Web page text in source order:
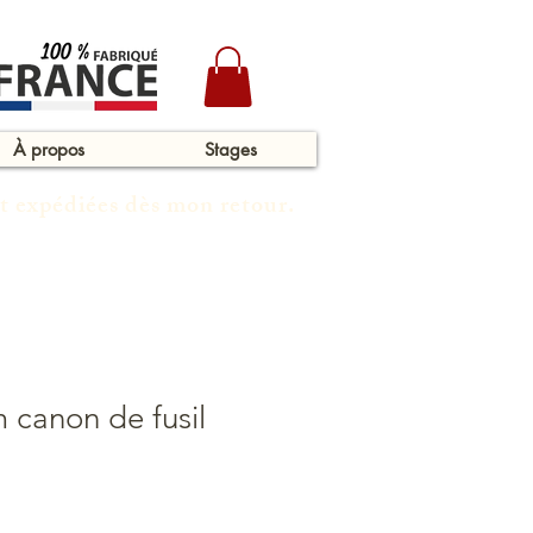
À propos Stages
dès mon retour.
canon de fusil